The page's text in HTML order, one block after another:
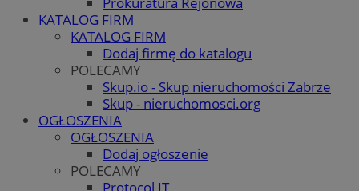
KATALOG FIRM
KATALOG FIRM
Dodaj firmę do katalogu
POLECAMY
Skup.io - Skup nieruchomości Zabrze
Skup - nieruchomosci.org
OGŁOSZENIA
OGŁOSZENIA
Dodaj ogłoszenie
POLECAMY